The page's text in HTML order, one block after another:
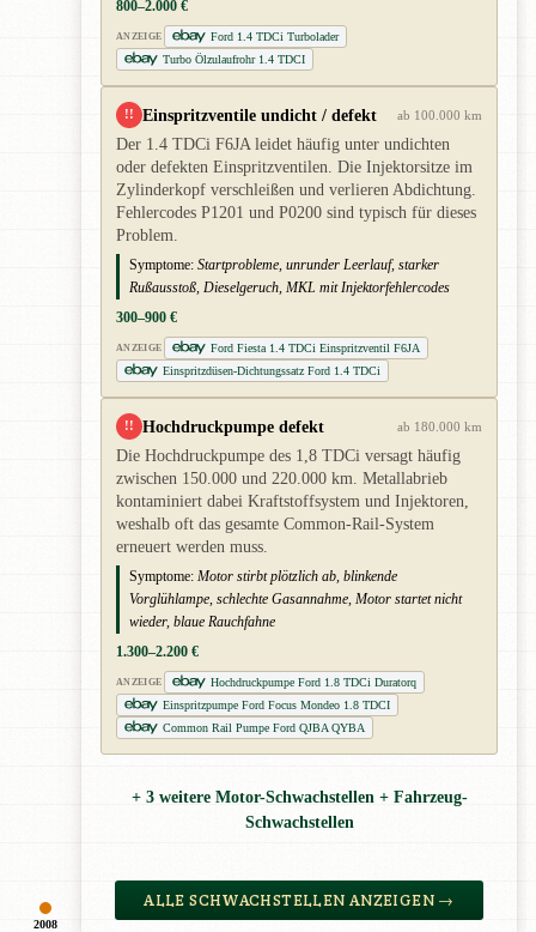
2008
800–2.000 €
ANZEIGE
Ford 1.4 TDCi Turbolader
Turbo Ölzulaufrohr 1.4 TDCI
!! Einspritzventile undicht / defekt ab 100.000 km
Der 1.4 TDCi F6JA leidet häufig unter undichten
oder defekten Einspritzventilen. Die Injektorsitze im
Zylinderkopf verschleißen und verlieren Abdichtung.
Fehlercodes P1201 und P0200 sind typisch für dieses
Problem.
Symptome: Startprobleme, unrunder Leerlauf, starker
Rußausstoß, Dieselgeruch, MKL mit Injektorfehlercodes
300–900 €
ANZEIGE
Ford Fiesta 1.4 TDCi Einspritzventil F6JA
Einspritzdüsen-Dichtungssatz Ford 1.4 TDCi
!! Hochdruckpumpe defekt ab 180.000 km
Die Hochdruckpumpe des 1,8 TDCi versagt häufig
zwischen 150.000 und 220.000 km. Metallabrieb
kontaminiert dabei Kraftstoffsystem und Injektoren,
weshalb oft das gesamte Common-Rail-System
erneuert werden muss.
Symptome: Motor stirbt plötzlich ab, blinkende
Vorglühlampe, schlechte Gasannahme, Motor startet nicht
wieder, blaue Rauchfahne
1.300–2.200 €
ANZEIGE
Hochdruckpumpe Ford 1.8 TDCi Duratorq
Einspritzpumpe Ford Focus Mondeo 1.8 TDCI
Common Rail Pumpe Ford QJBA QYBA
+ 3 weitere Motor-Schwachstellen + Fahrzeug-
Schwachstellen
ALLE SCHWACHSTELLEN ANZEIGEN →